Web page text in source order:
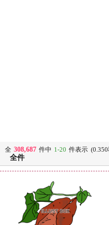
全 308,687 件中 1-20 件表示
全件